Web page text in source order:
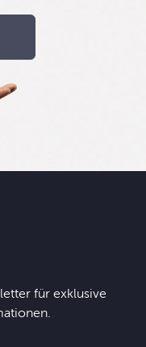
für exklusive